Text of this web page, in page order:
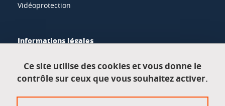
Vidéoprotection
Informations légales
Données personnelles
Crédits
Ce site utilise des cookies et vous donne le
contrôle sur ceux que vous souhaitez activer.